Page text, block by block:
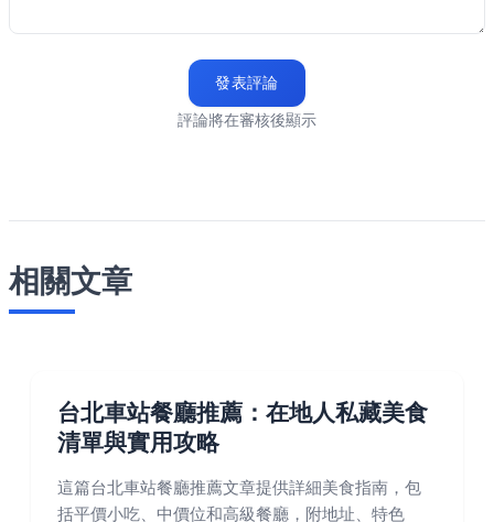
發表評論
評論將在審核後顯示
相關文章
台北車站餐廳推薦：在地人私藏美食
清單與實用攻略
這篇台北車站餐廳推薦文章提供詳細美食指南，包
括平價小吃、中價位和高級餐廳，附地址、特色